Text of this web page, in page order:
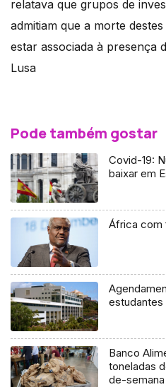
relatava que grupos de
admitiam que a morte
estar associada à presença
Lusa
Pode também gostar
Covid-19:
baixar em
África com
estudantes
Banco
toneladas
de-